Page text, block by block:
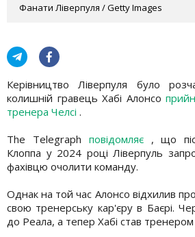
Фанати Ліверпуля / Getty Images
Керівництво Ліверпуля було
колишній гравець Хабі Алонсо
тренера Челсі .
The Telegraph повідомляє , що
Клоппа у 2024 році Ліверпуль
фахівцю очолити команду.
Однак на той час Алонсо відхилив
свою тренерську кар'єру в Баєрі.
до Реала, а тепер Хабі став